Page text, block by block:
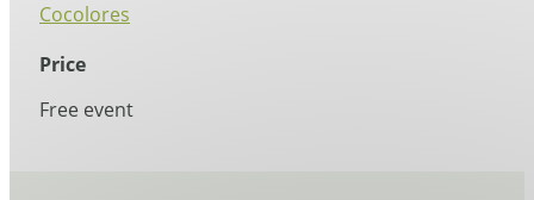
Cocolores
Price
Free event